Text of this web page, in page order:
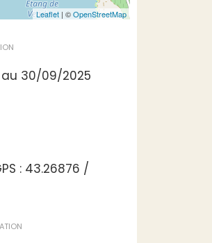
Leaflet | ©OpenStreetMap
30/09/2025
: 43.26876 /